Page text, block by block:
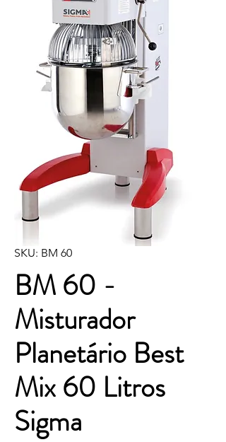
SKU: BM 60
BM 60 -
Misturador
Planetário Best
Mix 60 Litros
Sigma